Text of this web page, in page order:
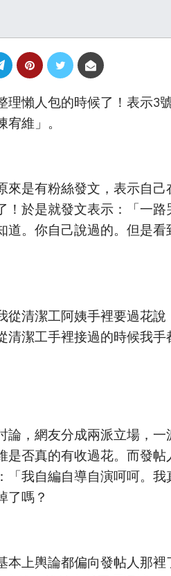
理懶人包的時候了！表示3
宥維」。
來是有粉絲發文，表示自
！於是就發文表示：「一
道。你自己說過的。但是
從清潔工阿姨手裡要過花
清潔工手裡接過的時候我手
論，網友分成兩派立場，
是否真的有收過花。而發
「我自編自導自演呵呵。
了嗎？
本上輿論都偏向發帖人那